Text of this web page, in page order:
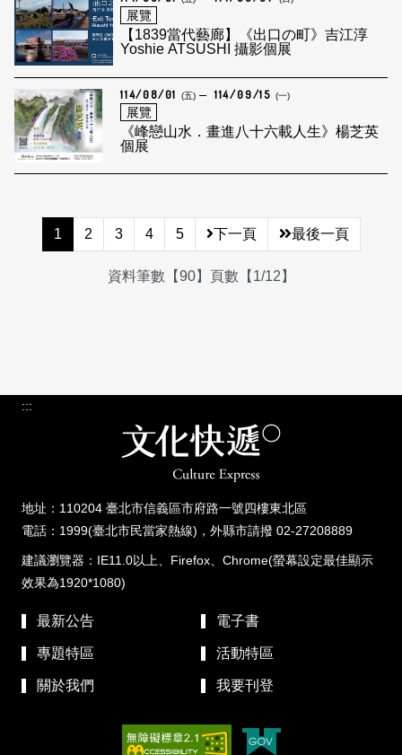
展覽
【1839當代藝廊】《出口の町》吉江淳
Yoshie ATSUSHI 攝影個展
114/08/01 (五) 114/09/15 (一)
展覽
《峰戀山水．畫進八十六載人生》楊芝英
個展
1 2 3 4 5 下一頁 最後一頁
資料筆數【90】頁數【1/12】
:::
地址：110204 臺北市信義區市府路一號四樓東北區
電話：1999(臺北市民當家熱線)，外縣市請撥 02-27208889
建議瀏覽器：IE11.0以上、Firefox、Chrome(螢幕設定最佳顯示
效果為1920*1080)
最新公告 電子書
專題特區 活動特區
關於我們 我要刊登